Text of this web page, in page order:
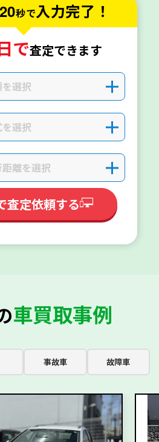
20秒で入力完了！
で査定できます
選択 ＋
選択 ＋
離を選択 ＋
査定依頼する
車買取事例
事故車 故障車